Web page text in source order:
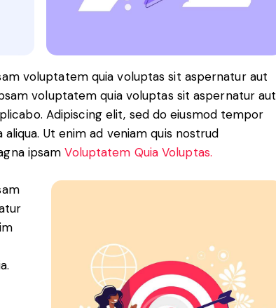
voluptatem quia voluptas sit aspernatur aut
voluptatem quia voluptas sit aspernatur aut
Adipiscing elit, sed do eiusmod tempor
Ut enim ad veniam quis nostrud
ipsamVoluptatem Quia Voluptas.